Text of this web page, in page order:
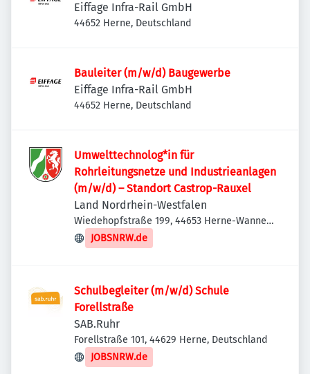
Eiffage Infra-Rail GmbH
44652 Herne, Deutschland
Bauleiter (m/w/d) Baugewerbe
Eiffage Infra-Rail GmbH
44652 Herne, Deutschland
Umwelttechnolog*in für
Rohrleitungsnetze und Industrieanlagen
(m/w/d) – Standort Castrop-Rauxel
Land Nordrhein-Westfalen
Wiedehopfstraße 199, 44653 Herne-Wanne-
Eickel, Deutschland
JOBSNRW.de
Schulbegleiter (m/w/d) Schule
Forellstraße
SAB.Ruhr
Forellstraße 101, 44629 Herne, Deutschland
JOBSNRW.de